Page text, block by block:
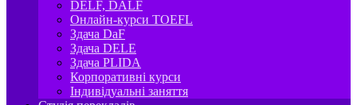
DELF, DALF
Онлайн-курси TOEFL
Здача DaF
Здача DELE
Здача PLIDA
Корпоративні курси
Індивідуальні заняття